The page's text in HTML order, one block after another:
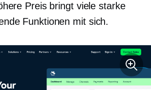
Preis bringt viele starke
Funktionen mit sich.